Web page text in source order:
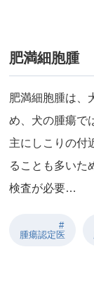
肥満細胞腫
肥満細胞腫は、
め、犬の腫瘍で
主にしこりの付
ることも多いた
検査が必要…
腫瘍認定医